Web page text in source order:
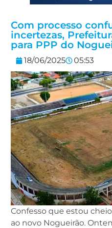
Com processo
incertezas,
para PPP do
18/06/2025 05:53
Confesso que estou
ao novo Nogueirão.